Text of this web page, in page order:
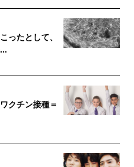
ったとして、
クチン接種＝